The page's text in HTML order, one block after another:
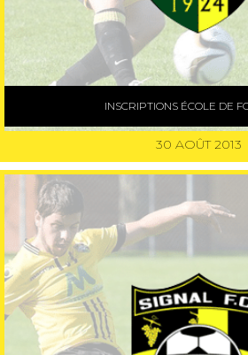
INSCRIPTIONS ÉCOLE DE
30 AOÛT 2013